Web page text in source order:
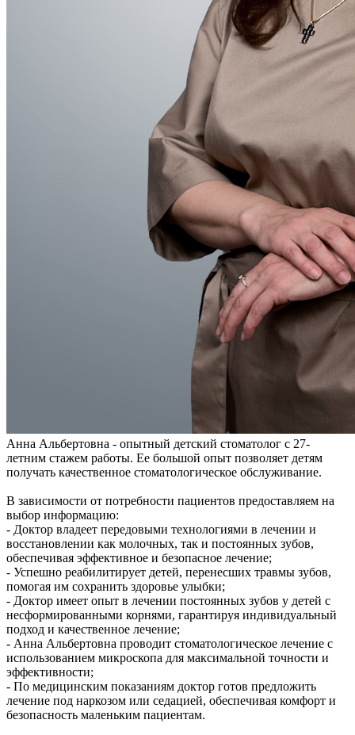
Анна Альбертовна - опытный детский стоматолог с 27-
летним стажем работы. Ее большой опыт позволяет детям
получать качественное стоматологическое обслуживание.
В зависимости от потребности пациентов предоставляем на
выбор информацию:
- Доктор владеет передовыми технологиями в лечении и
восстановлении как молочных, так и постоянных зубов,
обеспечивая эффективное и безопасное лечение;
- Успешно реабилитирует детей, перенесших травмы зубов,
помогая им сохранить здоровье улыбки;
- Доктор имеет опыт в лечении постоянных зубов у детей с
несформированными корнями, гарантируя индивидуальный
подход и качественное лечение;
- Анна Альбертовна проводит стоматологическое лечение с
использованием микроскопа для максимальной точности и
эффективности;
- По медицинским показаниям доктор готов предложить
лечение под наркозом или седацией, обеспечивая комфорт и
безопасность маленьким пациентам.